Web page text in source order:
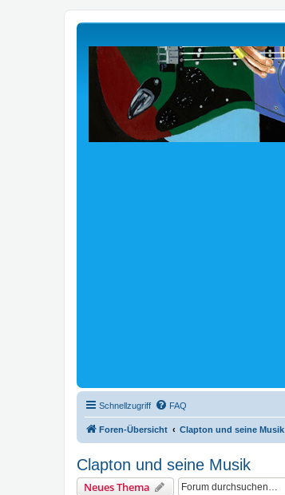
Schnellzugriff FAQ
Foren-Übersicht Clapton und seine Musik
Clapton und seine Musik
Neues Thema